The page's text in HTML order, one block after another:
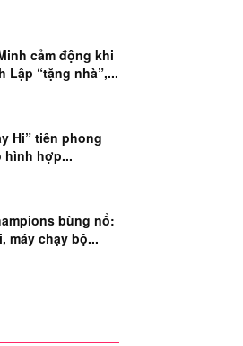
cảm động khi
Lập “tặng nhà”,...
Hi” tiên phong
hình hợp...
bùng nổ:
máy chạy bộ...